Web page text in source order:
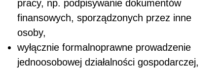
pracy, np. podpisywanie dokumentów
finansowych, sporządzonych przez inne
osoby,
wyłącznie formalnoprawne prowadzenie
jednoosobowej działalności gospodarczej,